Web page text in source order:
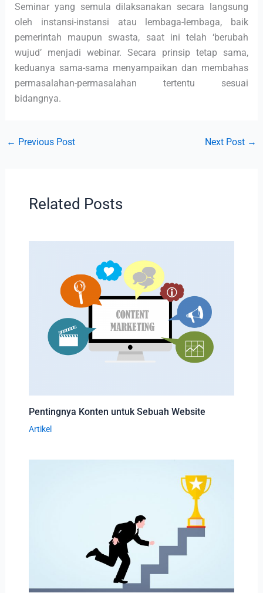
Seminar yang semula dilaksanakan secara langsung
oleh instansi-instansi atau lembaga-lembaga, baik
pemerintah maupun swasta, saat ini telah ‘berubah
wujud’ menjadi webinar. Secara prinsip tetap sama,
keduanya sama-sama menyampaikan dan membahas
permasalahan-permasalahan tertentu sesuai
bidangnya.
← Previous Post Next Post →
Related Posts
Pentingnya Konten untuk Sebuah Website
Artikel